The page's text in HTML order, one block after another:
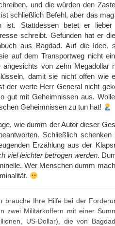
und die würden den
schließlich Befehl, aber das
ist. Stattdessen betet er
schreibt. Gefunden hat er
aus Bagdad. Auf die Idee,
auf dem Transportweg nicht
angesichts von zehn Megadollar
damit sie nicht offen wie
der werte Herr General nicht
gut mit Geheimnissen aus.
Geheimnissen zu tun hat!
wie dumm der Autor dieser
Schließlich
Erzählung aus der
viel leichter betrogen werden.
Wer Menschen dumm
brauche Ihre Hilfe bei der
zwei Militärkoffern mit einer
US-Dollar), die von